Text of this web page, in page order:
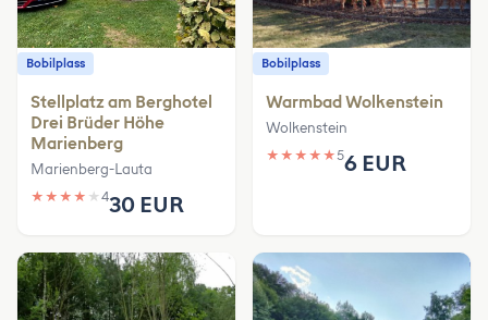
Bobilplass
Stellplatz am Berghotel
Drei Brüder Höhe
Marienberg
Marienberg-Lauta
★ ★ ★ ★ ★ 430 EUR
Bobilplass
Warmbad Wolkenstein
Wolkenstein
★ ★ ★ ★ ★56 EUR